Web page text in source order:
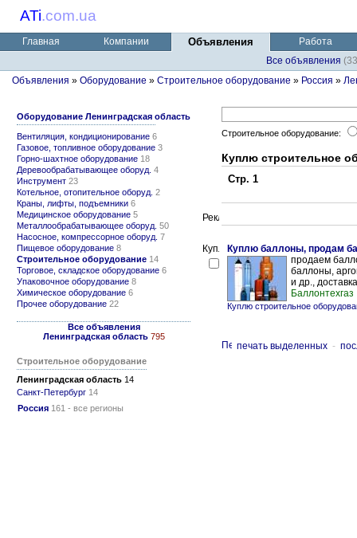
ATi.com.ua
Главная Компании Объявления
Работа
Все объявления
Объявления » Оборудование » Строительное оборудование » Россия »
Оборудование Ленинградская область
Вентиляция, кондиционирование 6
Газовое, топливное оборудование 3
Горно-шахтное оборудование 18
Деревообрабатывающее оборуд. 4
Инструмент 23
Котельное, отопительное оборуд. 2
Краны, лифты, подъемники 6
Медицинское оборудование 5
Металлообрабатывающее оборуд. 50
Насосное, компрессорное оборуд. 7
Пищевое оборудование 8
Строительное оборудование 14
Торговое, складское оборудование 6
Упаковочное оборудование 8
Химическое оборудование 6
Прочее оборудование 22
Все объявления
Ленинградская область 795
Строительное оборудование
Ленинградская область 14
Санкт-Петербург 14
Россия 161 - все регионы
Строительное оборудование:
Куплю строительное
Стр. 1
Куплю баллоны, продам
продаем
баллоны,
и др.,
Баллонтехгаз
Куплю строительное
печать выделенных -